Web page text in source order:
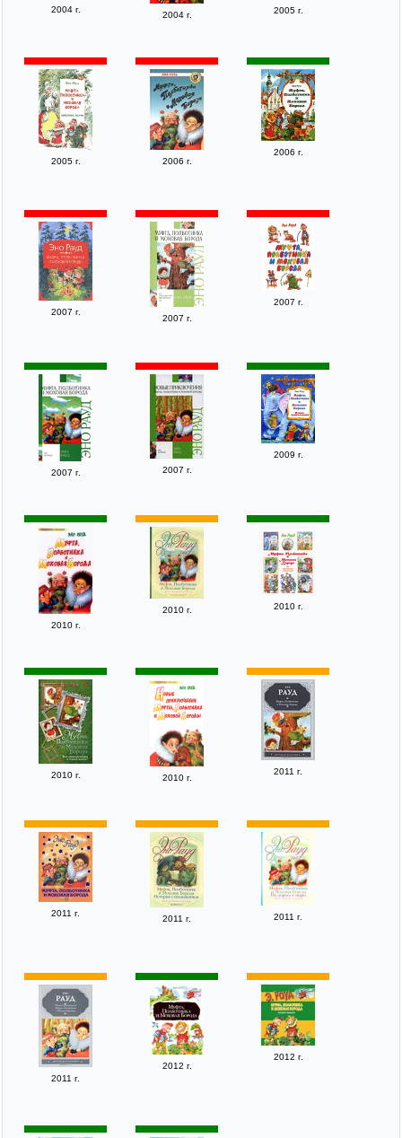
2004 г.
2004 г. 2005 г.
2005 г. 2006 г.
2006 г.
2007 г.
2007 г.
2007 г.
2007 г. 2007 г.
2009 г.
2010 г.
2010 г. 2010 г.
2010 г. 2010 г.
2011 г.
2011 г.
2011 г. 2011 г.
2011 г.
2012 г.
2012 г.